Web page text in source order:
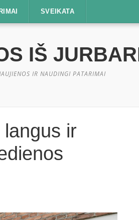
SVEIKATA
IŠ
IR NAUDINGI PATARIMAI
ir